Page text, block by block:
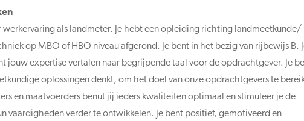
als landmeter. Je hebt een opleiding richting landmeetkunde/
op MBO of HBO niveau afgerond. Je bent in het bezig van rijbewijs B.
jouw expertise vertalen naar begrijpende taal voor de opdrachtgever. Je
oplossingen denkt, om het doel van onze opdrachtgevers te
en maatvoerders benut jij ieders kwaliteiten optimaal en stimuleer je de
vaardigheden verder te ontwikkelen. Je bent positief, gemotiveerd en